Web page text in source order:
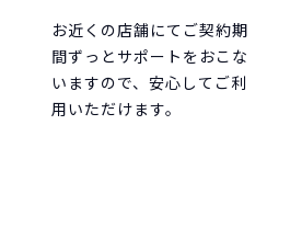
お近くの店舗にてご契約期
間ずっとサポートをおこな
いますので、安心してご利
用いただけます。